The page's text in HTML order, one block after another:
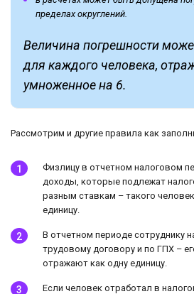
пределах округлений.
Величина погрешности
для каждого человека,
умноженное на 6.
Рассмотрим и другие правила как
Физлицу в отчетном налоговом
доходы, которые подлежат
разным ставкам – такого
единицу.
В отчетном периоде сотруднику
трудовому договору и по ГПХ –
отражают как одну единицу.
Если человек отработал в